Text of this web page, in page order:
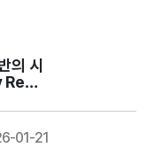
01-21